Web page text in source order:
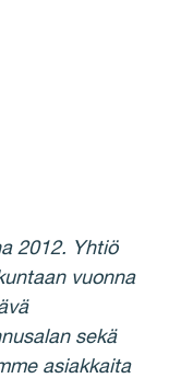
2012. Yhtiö
vuonna
sekä
asiakkaita